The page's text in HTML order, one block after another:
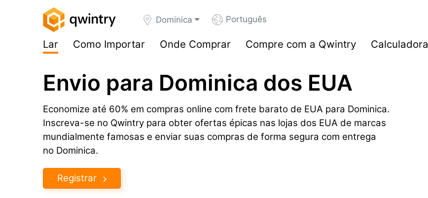
Dominica Português
Lar Como Importar Onde Comprar Compre com a Qwintry Calculadora
Envio para Dominica dos EUA
Economize até 60% em compras online com frete barato de EUA para Dominica.
Inscreva-se no Qwintry para obter ofertas épicas nas lojas dos EUA de marcas
mundialmente famosas e enviar suas compras de forma segura com entrega
no Dominica.
Registrar